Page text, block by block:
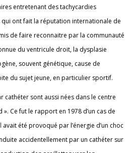
entretenant des tachycardies
ont fait la réputation internationale de
de faire reconnaitre par la communauté
du ventricule droit, la dysplasie
souvent génétique, cause de
du sujet jeune, en particulier sportif.
cathéter sont aussi nées dans le centre
». Ce fut le rapport en 1978 d’un cas de
été provoqué par l’énergie d’un choc
accidentellement par un cathéter sur